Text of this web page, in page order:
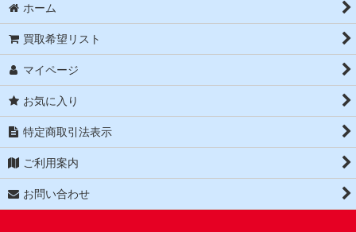
ホーム
買取希望リスト
マイページ
お気に入り
特定商取引法表示
ご利用案内
お問い合わせ